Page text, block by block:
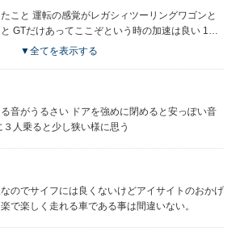
こと 運転の感覚がレガシィツーリングワゴンと
GTだけあってここぞという時の加速は良い 1番
▼全てを表示する
音がうるさい ドアを強めに閉めると安っぽい音
人乗ると少し狭い様に思う
のでサイフには良くないけどアイサイトのおかげ
で楽しく走れる車である事は間違いない。